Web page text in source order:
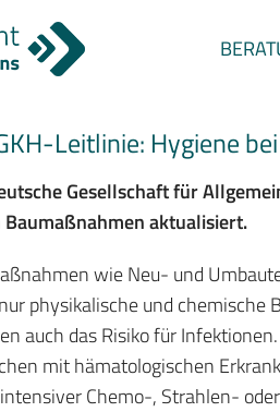
Leitlinie: Hygiene
Gesellschaft für
aktualisiert.
wie Neu- und
physikalische und chemische
auch das Risiko für
mit hämatologischen
Chemo-, Strahlen-